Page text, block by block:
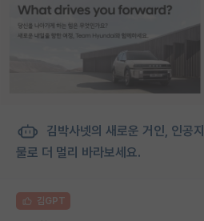
김박사넷의 새로운 거인, 인공
물로 더 멀리 바라보세요.
김GPT